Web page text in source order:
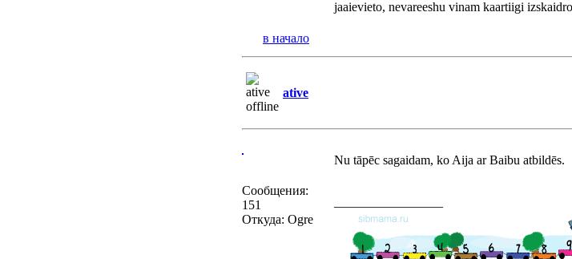
jaaievieto, nevareeshu vinam kaartiigi
в начало
ative
Сообщения:
151
Откуда: Ogre
Nu tāpēc sagaidam, ko Aija ar Baibu atbildēs.